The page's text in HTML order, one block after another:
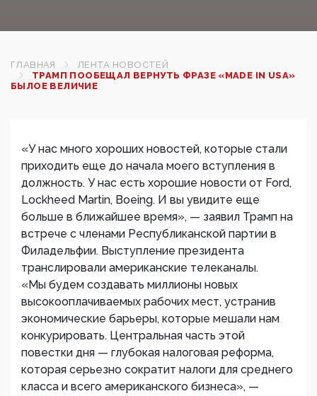
ГЛАВНАЯ
ЛЕНТА НОВОСТЕЙ
ТРАМП ПООБЕЩАЛ ВЕРНУТЬ ФРАЗЕ «MADE IN USA»
БЫЛОЕ ВЕЛИЧИЕ
«У нас много хороших новостей, которые стали
приходить еще до начала моего вступления в
должность. У нас есть хорошие новости от Ford,
Lockheed Martin, Boeing. И вы увидите еще
больше в ближайшее время», — заявил Трамп на
встрече с членами Республиканской партии в
Филадельфии. Выступление президента
транслировали американские телеканалы.
«Мы будем создавать миллионы новых
высокооплачиваемых рабочих мест, устранив
экономические барьеры, которые мешали нам
конкурировать. Центральная часть этой
повестки дня — глубокая налоговая реформа,
которая серьезно сократит налоги для среднего
класса и всего американского бизнеса», —